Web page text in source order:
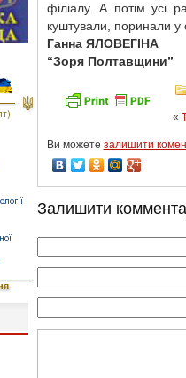
філіалу. А потім усі
куштували, поринали у
Ганна ЯЛОВЕГІНА
“Зоря Полтавщини”
«
Ви можете залишити
Залишити